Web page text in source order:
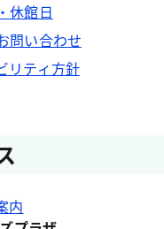
休館日
問い合わせ
リティ方針
内